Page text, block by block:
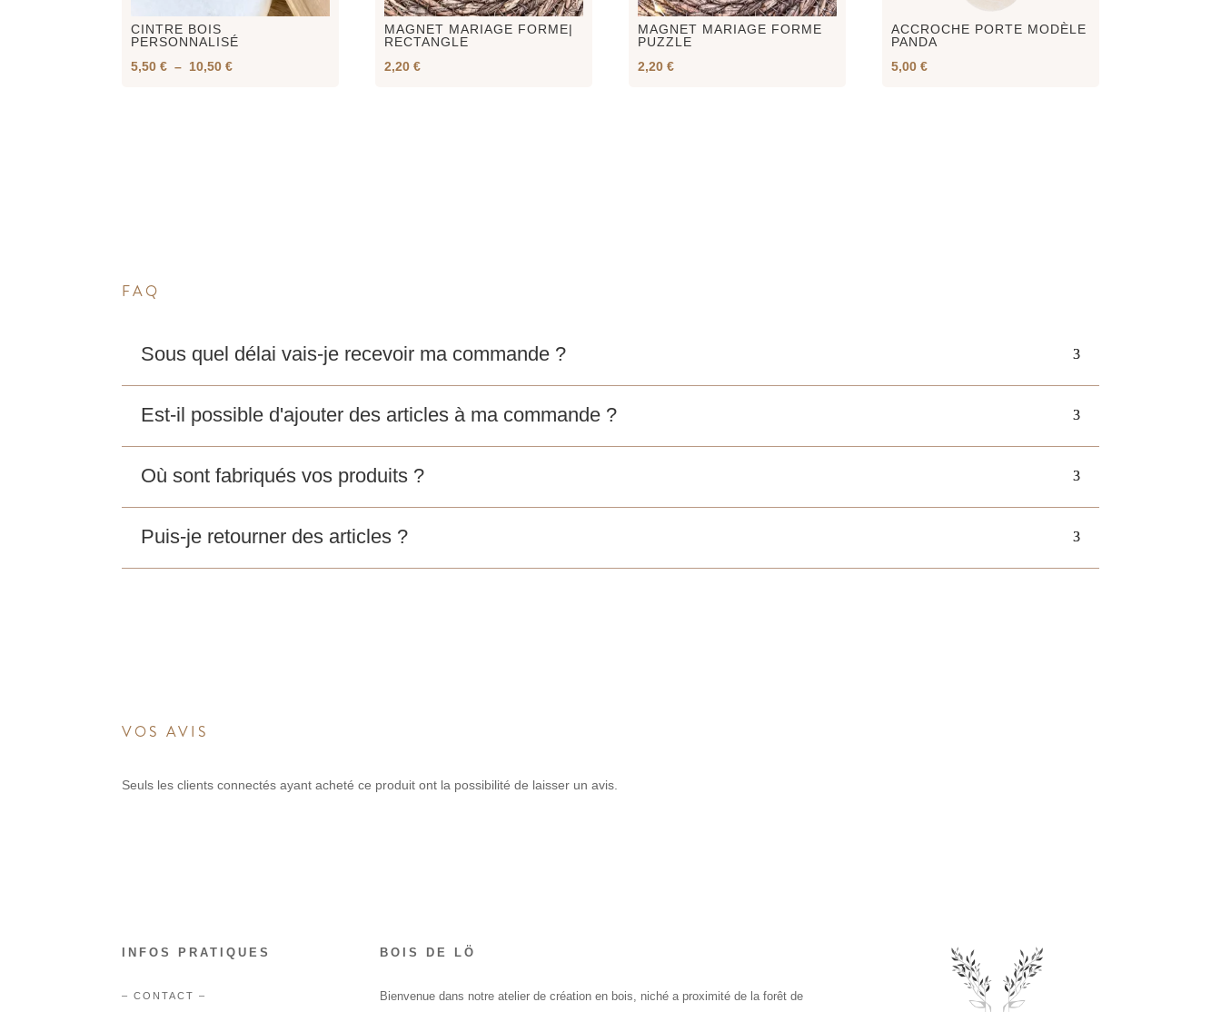
CINTRE BOIS
PERSONNALISÉ
5,50€ – 10,50€Plage
MAGNET MARIAGE FORME|
RECTANGLE
2,20€
MAGNET MARIAGE FORME
PUZZLE
2,20€
ACCROCHE PORTE MODÈLE
PANDA
5,00€
FAQ
Sous quel délai vais-je recevoir ma commande ?
Est-il possible d'ajouter des articles à ma commande ?
Où sont fabriqués vos produits ?
Puis-je retourner des articles ?
VOS AVIS
Seuls les clients connectés ayant acheté ce produit ont la possibilité de laisser un avis.
INFOS PRATIQUES
– CONTACT –
BOIS DE LÖ
Bienvenue dans notre atelier de création en bois, niché a proximité de la forêt de